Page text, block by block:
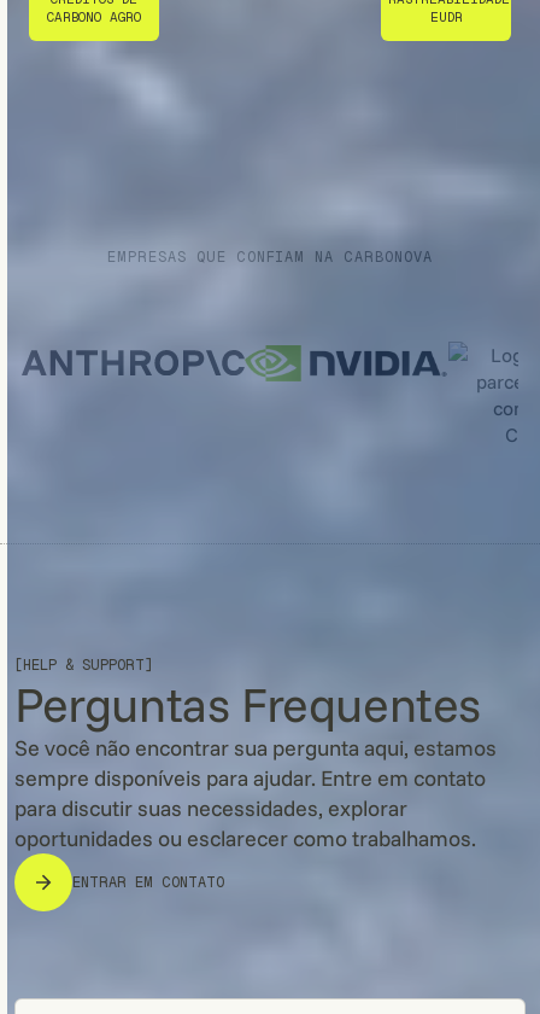
CARBONO AGRO
EUDR
EMPRESAS QUE CONFIAM NA CARBONOVA
[HELP & SUPPORT]
Perguntas Frequentes
Se você não encontrar sua pergunta aqui, estamos
sempre disponíveis para ajudar. Entre em contato
para discutir suas necessidades, explorar
oportunidades ou esclarecer como trabalhamos.
ENTRAR EM CONTATO